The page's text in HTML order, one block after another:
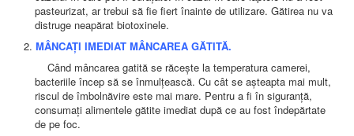
DISPENSAR DE PNEUMOFTIZIOLOGIE (TBC)
AMBULATORIU INTEGRAT
CABINET PNEUMOLGIE
AMBULATOR BOLI INFECŢIOASE
AMBULATOR OBSTETRICĂ GINECOLOGIE
AMBULATOR CHIRURGIE
AMBULATOR ORTOPEDIE ȘI TRAUMATOLOGIE
AMBULATOR MEDICINĂ INTERNĂ
AMBULATOR NEUROLOGIE
pasteurizat, ar trebui să fie fiert înainte de utilizare. Gătirea nu va
distruge neapărat biotoxinele.
MÂNCAȚI IMEDIAT MÂNCAREA GĂTITĂ.
Când mâncarea gatită se răcește la temperatura camerei,
bacteriile încep să se înmulțească. Cu cât se așteapta mai mult,
riscul de îmbolnăvire este mai mare. Pentru a fi în siguranță,
consumați alimentele gătite imediat după ce au fost îndepărtate
de pe foc.